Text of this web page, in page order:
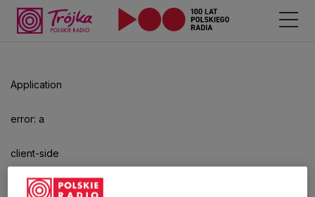
Application
error: a
client-side
exception